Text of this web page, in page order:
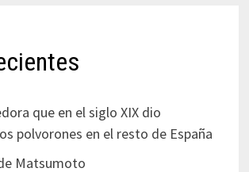
que en el siglo XIX dio
polvorones en el resto de España
Matsumoto